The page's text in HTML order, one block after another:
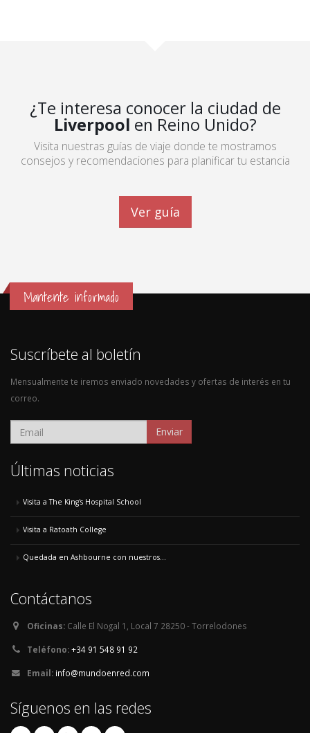
¿Te interesa conocer la ciudad de
Liverpool en Reino Unido?
Visita nuestras guías de viaje donde te mostramos
consejos y recomendaciones para planificar tu estancia
Ver guía
Mantente informado
Suscríbete al boletín
Mensualmente te iremos enviado novedades y ofertas de interés en tu
correo.
Enviar
Últimas noticias
Visita a The King's Hospital School
Visita a Ratoath College
Quedada en Ashbourne con nuestros...
Contáctanos
Oficinas: Calle El Nogal 1, Local 7 28250 - Torrelodones
Teléfono:+34 91 548 91 92
Email: info@mundoenred.com
Síguenos en las redes